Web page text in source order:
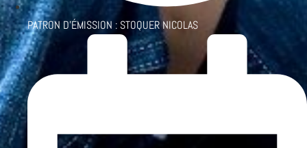
PATRON D'ÉMISSION : STOQUER NICOLAS